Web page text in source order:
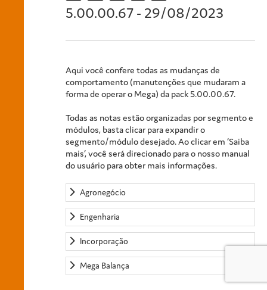
5.00.00.67 - 29/08/2023
Aqui você confere todas as mudanças de
comportamento (manutenções que mudaram a
forma de operar o Mega) da pack 5.00.00.67.
Todas as notas estão organizadas por segmento e
módulos, basta clicar para expandir o
segmento/módulo desejado. Ao clicar em ‘Saiba
mais’, você será direcionado para o nosso manual
do usuário para obter mais informações.
Agronegócio
Engenharia
Incorporação
Mega Balança